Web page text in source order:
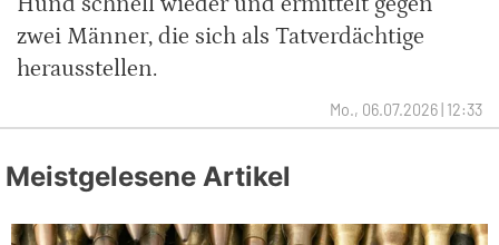
zwei Männer, die sich als Tatverdächtige
herausstellen.
Mo., 06.07.2026 | 12:33
Meistgelesene Artikel